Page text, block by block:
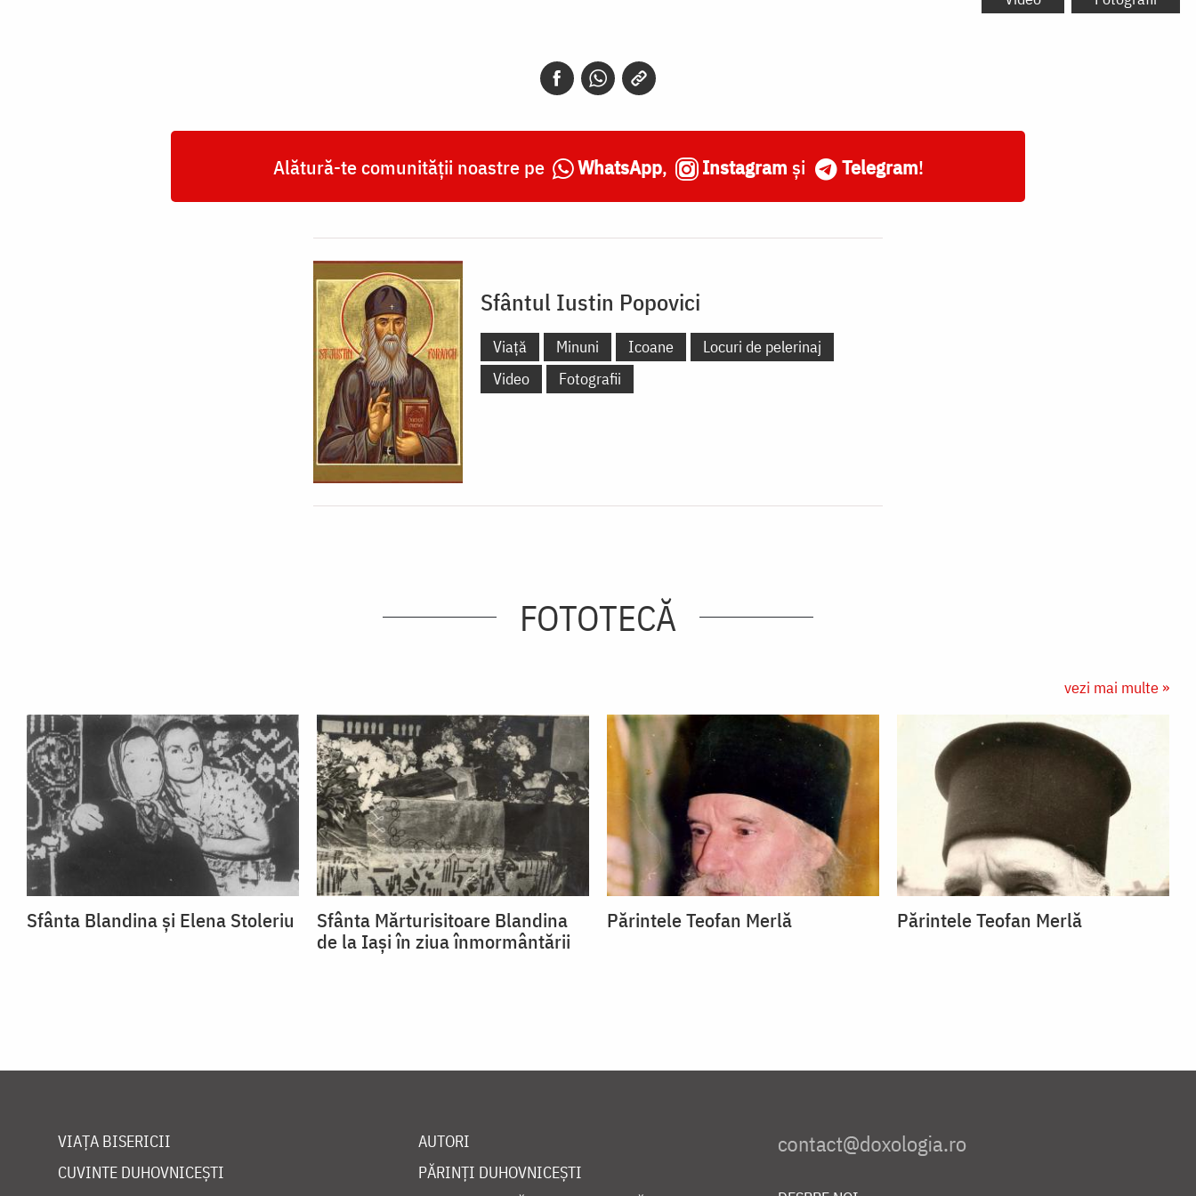
Alătură-te comunității noastre pe WhatsApp, Instagram și Telegram!
Sfântul Iustin Popovici
Viață Minuni Icoane
Locuri de pelerinaj
Video
Fotografii
FOTOTECĂ
vezi mai multe »
Sfânta Blandina și Elena Stoleriu
Sfânta Mărturisitoare Blandina
de la Iași în ziua înmormântării
Părintele Teofan Merlă Părintele Teofan Merlă
VIAȚA BISERICII
CUVINTE DUHOVNICEȘTI
AUTORI
PĂRINȚI DUHOVNICEȘTI